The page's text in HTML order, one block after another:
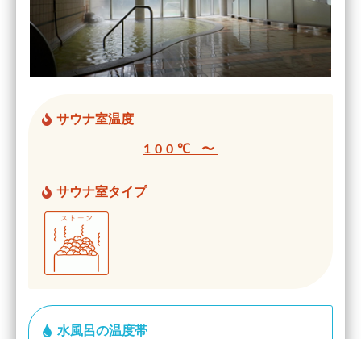
サウナ室温度
100℃ 〜
サウナ室タイプ
水風呂の温度帯